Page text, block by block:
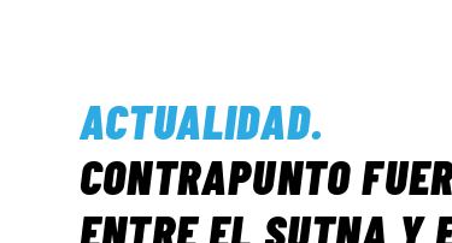
ACTUALIDAD.
CONTRAPUNTO
ENTRE EL SUTNA Y